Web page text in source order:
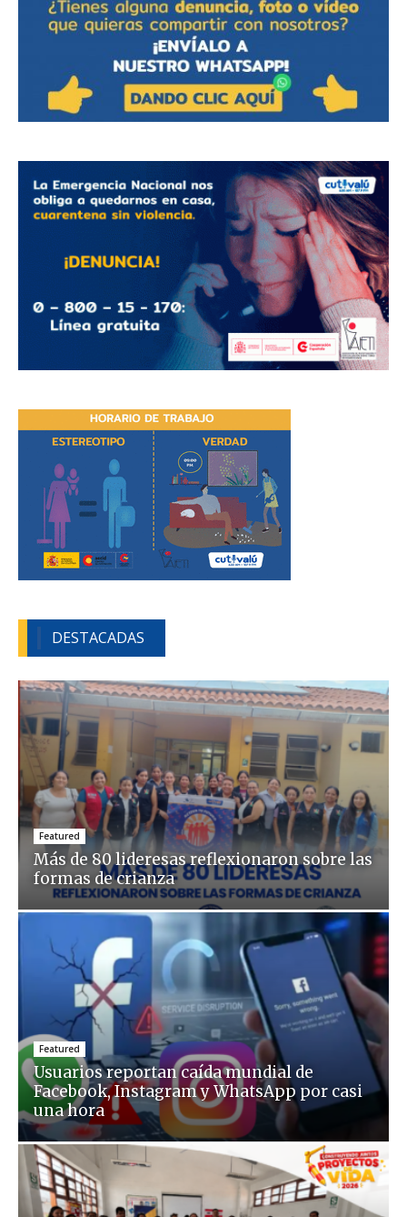
DESTACADAS
Featured
Más de 80 lideresas reflexionaron sobre las
formas de crianza
Featured
Usuarios reportan caída mundial de
Facebook, Instagram y WhatsApp por casi
una hora